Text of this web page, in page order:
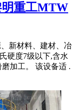
明重工MTW
新材料、建材、冶
硬度7级以下,含水
加工。 该设备适 .